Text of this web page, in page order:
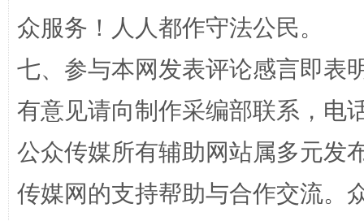
这是一记警钟！ 谢
众服务！人人都作守法公民。
七、参与本网发表评论感言即表
有意见请向制作采编部联系，电
公众传媒所有辅助网站属多元发
传媒网的支持帮助与合作交流。